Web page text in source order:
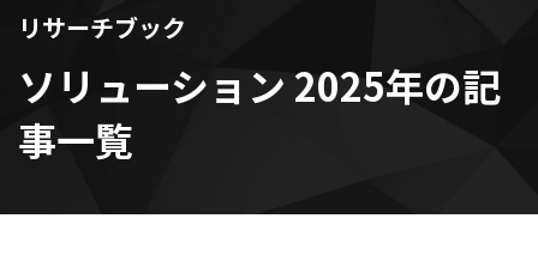
リサーチブック
ソリューション 2025年の記
事一覧